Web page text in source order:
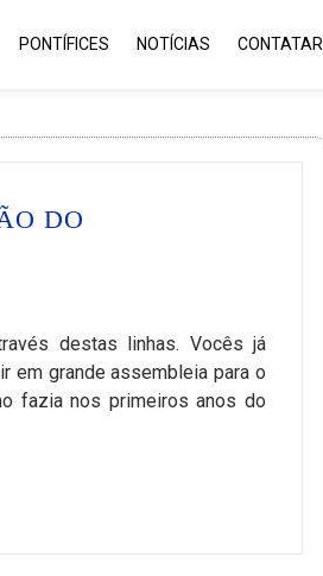
PONTÍFICES NOTÍCIAS CONTATAR
DO
destas linhas. Vocês já
em grande assembleia para o
fazia nos primeiros anos do